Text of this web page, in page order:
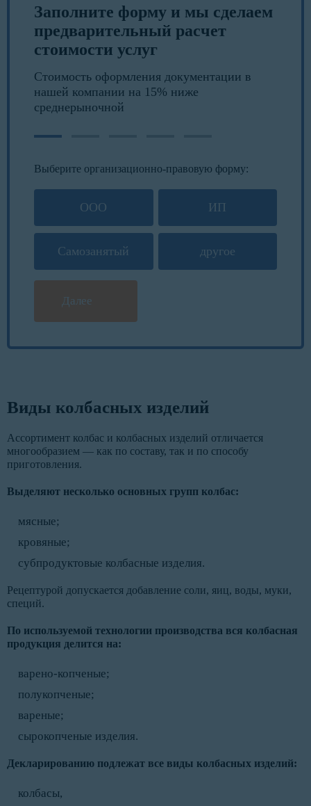
Заполните форму и мы сделаем
предварительный расчет
стоимости услуг
Стоимость оформления документации в
нашей компании на 15% ниже
среднерыночной
Выберите организационно-правовую форму:
ООО ИП
Самозанятый другое
Далее
Виды колбасных изделий
Ассортимент колбас и колбасных изделий отличается
многообразием — как по составу, так и по способу
приготовления.
Выделяют несколько основных групп колбас:
мясные;
кровяные;
субпродуктовые колбасные изделия.
Рецептурой допускается добавление соли, яиц, воды, муки,
специй.
По используемой технологии производства вся колбасная
продукция делится на:
варено-копченые;
полукопченые;
вареные;
сырокопченые изделия.
Декларированию подлежат все виды колбасных изделий:
колбасы,